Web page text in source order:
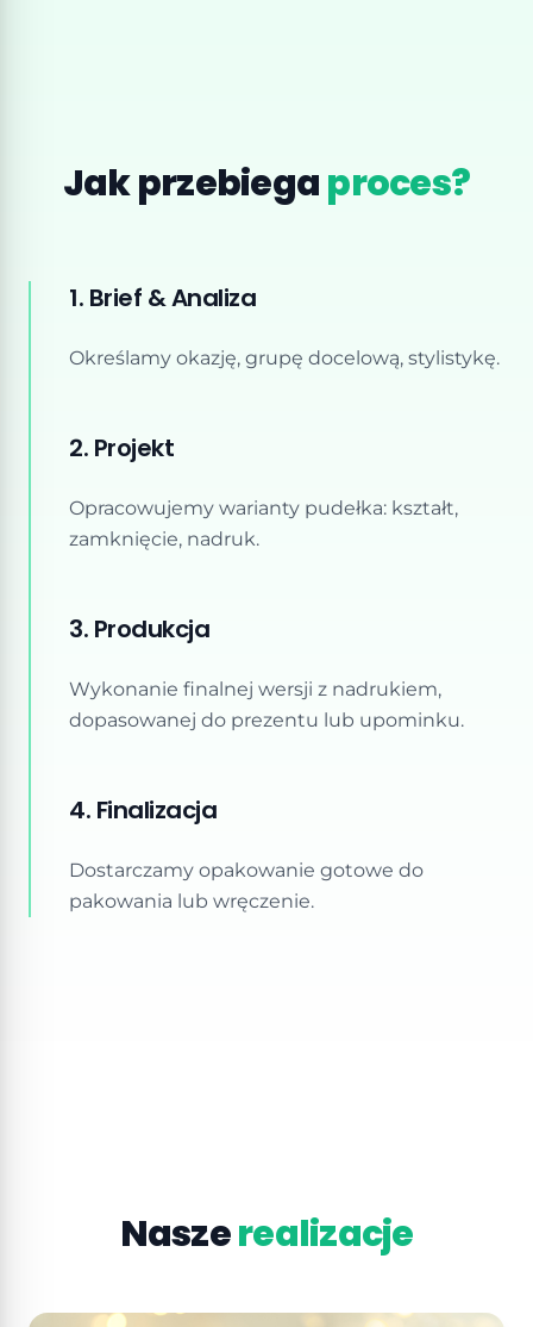
Jak przebiegaproces?
1. Brief & Analiza
Określamy okazję, grupę docelową, stylistykę.
2. Projekt
Opracowujemy warianty pudełka: kształt,
zamknięcie, nadruk.
3. Produkcja
Wykonanie finalnej wersji z nadrukiem,
dopasowanej do prezentu lub upominku.
4. Finalizacja
Dostarczamy opakowanie gotowe do
pakowania lub wręczenie.
Naszerealizacje